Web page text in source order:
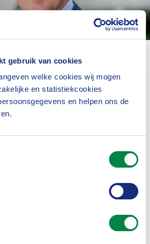
gebruik van cookies
welke cookies wij mogen
en statistiekcookies
en helpen ons de
Europa zich blijven verzetten
onze fundamentele
sheets laat hij zien wat er
terwijl voor
relevant zijn. Kits: “De